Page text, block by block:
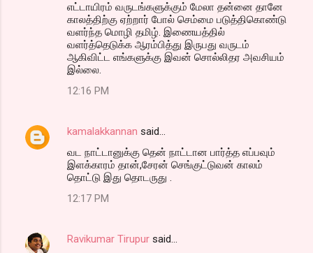
எட்டாயிரம் வருடங்களுக்கும் மேலா தன்னை தானே
காலத்திற்கு ஏற்றார் போல் செம்மை படுத்திகொண்டு
வளர்ந்த மொழி தமிழ். இணையத்தில்
வளர்த்தெடுக்க ஆரம்பித்து இருபது வருடம்
ஆகிவிட்ட எங்களுக்கு இவன் சொல்லிதர அவசியம்
இல்லை.
12:16 PM
kamalakkannan said…
வட நாட்டானுக்கு தென் நாட்டான பார்த்த எப்பவும்
இளக்காரம் தான்,சேரன் செங்குட்டுவன் காலம்
தொட்டு இது தொடருது .
12:17 PM
Ravikumar Tirupur said…